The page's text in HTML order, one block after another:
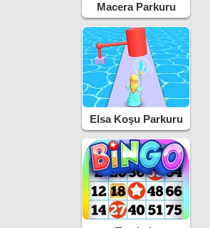
Macera Parkuru
Elsa Koşu Parkuru